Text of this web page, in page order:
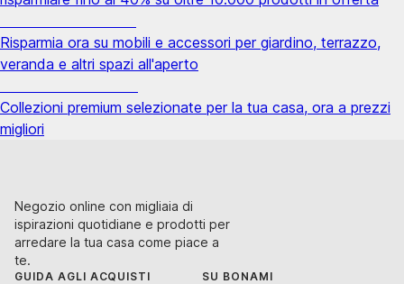
Risparmia ora su mobili e accessori per giardino, terrazzo,
veranda e altri spazi all'aperto
Collezioni premium selezionate per la tua casa, ora a prezzi
migliori
Negozio online con migliaia di
ispirazioni quotidiane e prodotti per
arredare la tua casa come piace a
te.
GUIDA AGLI ACQUISTI SU BONAMI